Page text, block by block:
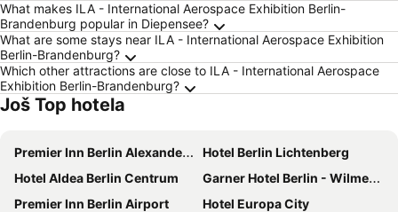
What makes ILA - International Aerospace Exhibition Berlin-
Brandenburg popular in Diepensee?
What are some stays near ILA - International Aerospace Exhibition
Berlin-Brandenburg?
Which other attractions are close to ILA - International Aerospace
Exhibition Berlin-Brandenburg?
Još Top hotela
Premier Inn Berlin Alexanderplatz hotel
Hotel Berlin Lichtenberg
Hotel Aldea Berlin Centrum
Garner Hotel Berlin - Wilmersdorf By Ihg
Premier Inn Berlin Airport
Hotel Europa City